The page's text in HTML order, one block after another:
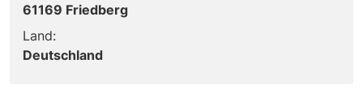
61169 Friedberg
Land:
Deutschland